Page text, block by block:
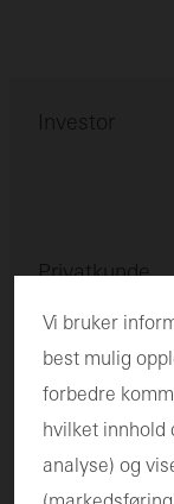
Investor
Privatkunde
Arkitekt
Vi bruker
best mulig
forbedre
hvilket innhold
analyse) og